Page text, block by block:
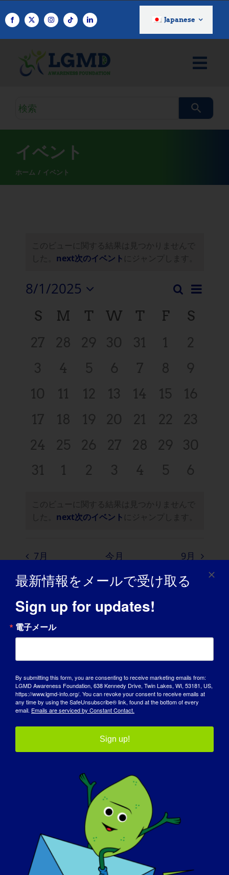
ン
Japanese
検
ク
エ
リ
イベント
ホーム イベント
このビューに関する結果は見つかりませんで
した。 next次のイベント にジャンプします。
イ
索
と
表
ビ
ー
シ
ョ
検
イ
ー・
ナ
ビ
月
8/1/2025
付
選
し
く
さ
イ
ベ
ン
カ
レ
ン
ダ
S M T W T F
S
0
イ
ン
ト,
27
0
イ
ン
ト,
28
0
イ
ン
ト,
29
0
イ
ン
ト,
30
0
イ
ン
ト,
31
0
イ
ン
ト,
1
0
イ
ン
ト,
2
0
イ
ン
ト,
3
0
イ
ン
ト,
4
0
イ
ン
ト,
5
0
イ
ン
ト,
6
0
イ
ン
ト,
7
0
イ
ン
ト,
8
0
イ
ン
ト,
9
0
イ
ン
ト,
10
0
イ
ン
ト,
11
0
イ
ン
ト,
12
0
イ
ン
ト,
13
0
イ
ン
ト,
14
0
イ
ン
ト,
15
0
イ
ン
ト,
16
0
イ
ン
17
0
イ
ン
18
0
イ
ン
19
0
イ
ン
20
0
イ
ン
21
0
イ
ン
22
0
イ
ン
23
0
イ
ン
ト,
24
0
イ
ト,
25
0
イ
ン
ト,
26
0
イ
ン
ト,
27
0
イ
ン
ト,
28
0
イ
ン
ト,
29
0
イ
ン
ト,
30
0
ベ
ン
31
0
ベ
ン
1
0
ベ
ン
2
0
ベ
ン
3
0
ベ
ン
4
0
ベ
5
0
ベ
6
このビューに関する結果は見つかりませんで
した。 next次のイベント にジャンプします。
7月 今月 9月
アウェアネス・デイ
ナレッジ・ベース
スポットライト
会社概要
最新情報をメールで受け取る
Sign up for updates!
電子メール
By submitting this form, you are consenting to receive marketing emails from:
LGMD Awareness Foundation, 638 Kennedy Drive, Twin Lakes, WI, 53181, US,
https://www.lgmd-info.org/. You can revoke your consent to receive emails at
any time by using the SafeUnsubscribe® link, found at the bottom of every
email. Emails are serviced by Constant Contact.
Sign up!